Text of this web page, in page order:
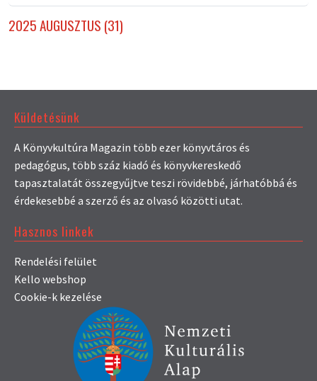
2025 AUGUSZTUS (31)
Küldetésünk
A Könyvkultúra Magazin több ezer könyvtáros és
pedagógus, több száz kiadó és könyvkereskedő
tapasztalatát összegyűjtve teszi rövidebbé, járhatóbbá és
érdekesebbé a szerző és az olvasó közötti utat.
Hasznos linkek
Rendelési felület
Kello webshop
Cookie-k kezelése